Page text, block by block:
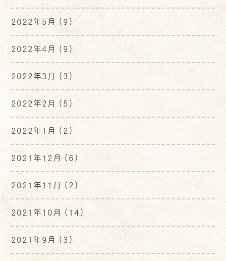
2022年5月 (9)
2022年4月 (9)
2022年3月 (3)
2022年2月 (5)
2022年1月 (2)
2021年12月(6)
2021年11月 (2)
2021年10月 (14)
2021年9月 (3)